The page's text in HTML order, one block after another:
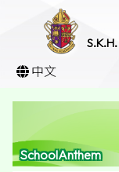
中文
SchoolAnthem